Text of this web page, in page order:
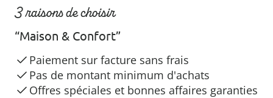
3 raisons de choisir
“Maison & Confort”
Paiement sur facture sans frais
Pas de montant minimum d'achats
Offres spéciales et bonnes affaires garanties